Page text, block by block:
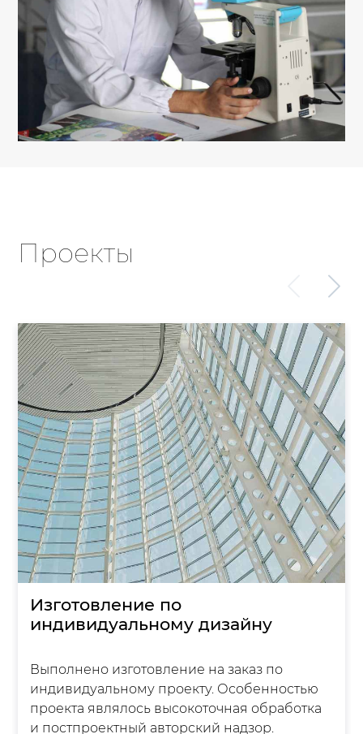
Проекты
Изготовление по
индивидуальному дизайну
Выполнено изготовление на заказ по
индивидуальному проекту. Особенностью
проекта являлось высокоточная обработка
и постпроектный авторский надзор.